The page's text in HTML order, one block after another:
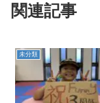
関連記事
未分類